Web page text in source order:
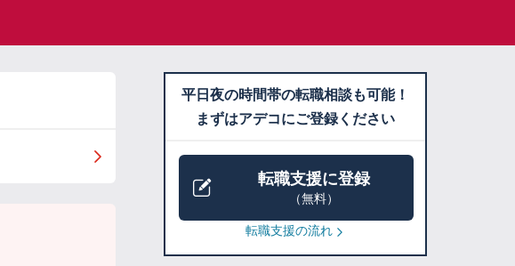
平日夜の時間帯の転職相談も可能！
まずはアデコにご登録ください
転職支援に登録
（無料）
転職支援の流れ